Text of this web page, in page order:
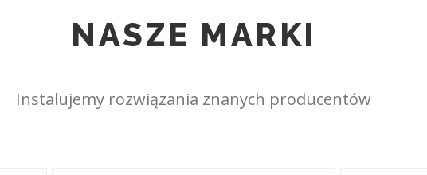
NASZE MARKI
Instalujemy rozwiązania znanych producentów